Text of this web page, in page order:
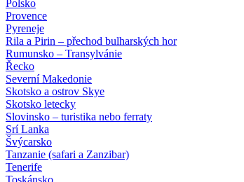
Polsko
Provence
Pyreneje
Rila a Pirin – přechod bulharských hor
Rumunsko – Transylvánie
Řecko
Severní Makedonie
Skotsko a ostrov Skye
Skotsko letecky
Slovinsko – turistika nebo ferraty
Srí Lanka
Švýcarsko
Tanzanie (safari a Zanzibar)
Tenerife
Toskánsko